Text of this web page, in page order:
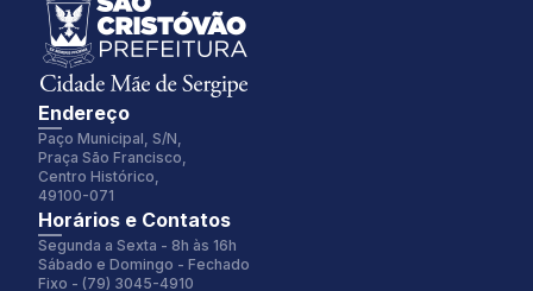
Inter
Endereço
Paço Municipal, S/N,
Praça São Francisco,
Centro Histórico,
49100-071
Horários e Contatos
Segunda a Sexta - 8h às 16h
Sábado e Domingo - Fechado
Fixo - (79) 3045-4910